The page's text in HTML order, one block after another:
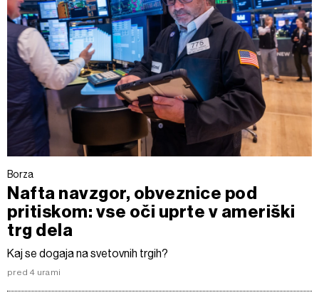
Borza
Nafta navzgor, obveznice pod
pritiskom: vse oči uprte v ameriški
trg dela
Kaj se dogaja na svetovnih trgih?
pred 4 urami